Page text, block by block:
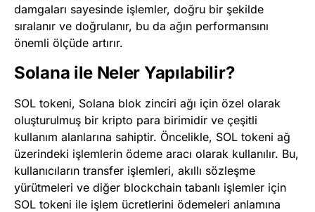
damgaları sayesinde işlemler, doğru bir şekilde
sıralanır ve doğrulanır, bu da ağın performansını
önemli ölçüde artırır.
Solana ile Neler Yapılabilir?
SOL tokeni, Solana blok zinciri ağı için özel olarak
oluşturulmuş bir kripto para birimidir ve çeşitli
kullanım alanlarına sahiptir. Öncelikle, SOL tokeni ağ
üzerindeki işlemlerin ödeme aracı olarak kullanılır. Bu,
kullanıcıların transfer işlemleri, akıllı sözleşme
yürütmeleri ve diğer blockchain tabanlı işlemler için
SOL tokeni ile işlem ücretlerini ödemeleri anlamına